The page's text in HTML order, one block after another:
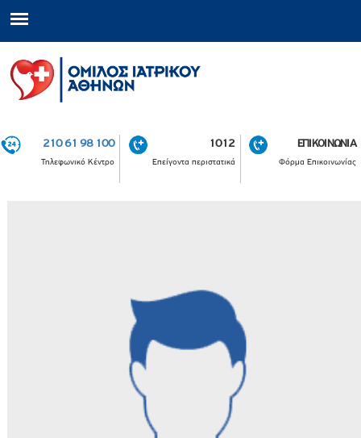
210 61 98 100
Τηλεφωνικό Κέντρο
1012
Επείγοντα περιστατικά
ΕΠΙΚΟΙΝΩΝΙΑ
Φόρμα Επικοινωνίας